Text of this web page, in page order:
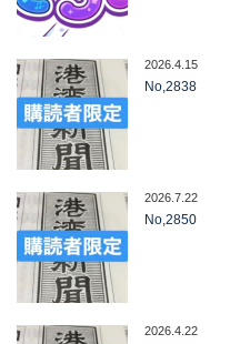
2026.4.15
No,2838
2026.7.22
No,2850
2026.4.22